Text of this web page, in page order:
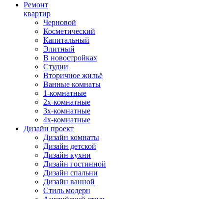
Ремонт
квартир
Черновой
Косметический
Капитальный
Элитный
В новостройках
Студии
Вторичное жильё
Ванные комнаты
1-комнатные
2х-комнатные
3х-комнатные
4х-комнатные
Дизайн проект
Дизайн комнаты
Дизайн детской
Дизайн кухни
Дизайн гостинной
Дизайн спальни
Дизайн ванной
Стиль модерн